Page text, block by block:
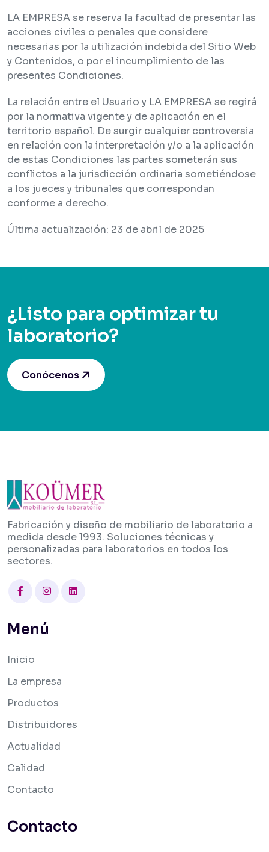
LA EMPRESA se reserva la facultad de presentar las
acciones civiles o penales que considere
necesarias por la utilización indebida del Sitio Web
y Contenidos, o por el incumplimiento de las
presentes Condiciones.
La relación entre el Usuario y LA EMPRESA se regirá
por la normativa vigente y de aplicación en el
territorio español. De surgir cualquier controversia
en relación con la interpretación y/o a la aplicación
de estas Condiciones las partes someterán sus
conflictos a la jurisdicción ordinaria sometiéndose
a los jueces y tribunales que correspondan
conforme a derecho.
Última actualización: 23 de abril de 2025
¿Listo para optimizar tu
laboratorio?
Conócenos
Fabricación y diseño de mobiliario de laboratorio a
medida desde 1993. Soluciones técnicas y
personalizadas para laboratorios en todos los
sectores.
Facebook
Instagram
Linkedin
Menú
Inicio
La empresa
Productos
Distribuidores
Actualidad
Calidad
Contacto
Contacto